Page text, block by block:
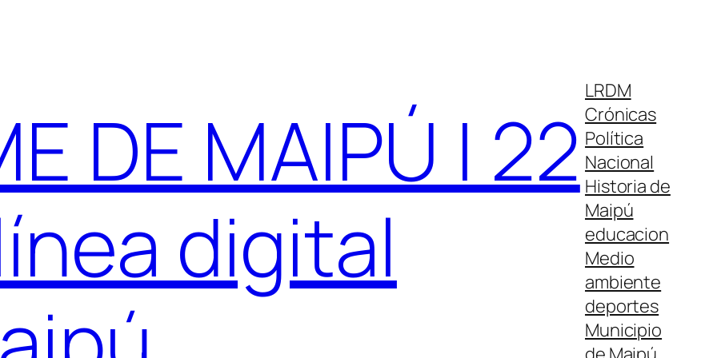
DE MAIPÚ | 22
digital
LRDM
Crónicas
Política
Nacional
Historia de
Maipú
educacion
Medio
ambiente
deportes
Municipio